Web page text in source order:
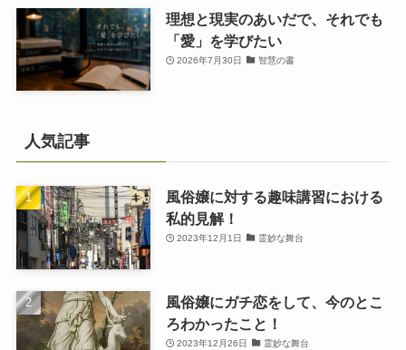
理想と現実のあいだで、それでも
「愛」を学びたい
2026年7月30日 智慧の書
人気記事
風俗嬢に対する趣味講習における
私的見解！
2023年12月1日 霊妙な舞台
風俗嬢にガチ恋をして、今のとこ
ろわかったこと！
2023年12月26日 霊妙な舞台